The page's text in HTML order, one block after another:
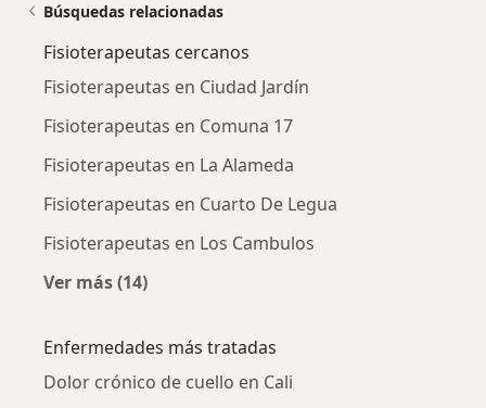
Búsquedas relacionadas
Fisioterapeutas cercanos
Fisioterapeutas en Ciudad Jardín
Fisioterapeutas en Comuna 17
Fisioterapeutas en La Alameda
Fisioterapeutas en Cuarto De Legua
Fisioterapeutas en Los Cambulos
Ver más (14)
Enfermedades más tratadas
Dolor crónico de cuello en Cali